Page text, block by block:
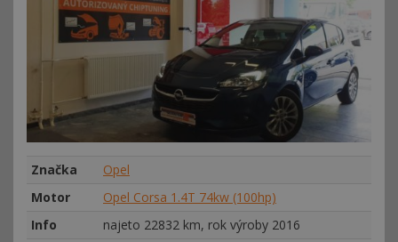
Značka
Opel
Motor
Opel Corsa 1.4T 74kw (100hp)
Info
najeto 22832 km, rok výroby 2016